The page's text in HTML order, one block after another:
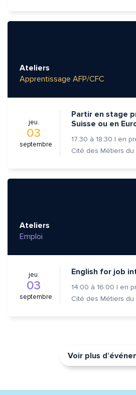
Ateliers
Apprentissage AFP/CFC
jeu.
03
septembre
Partir en stage
Suisse ou en
17:30 à 18:30 | en
Ateliers
Emploi
jeu.
03
septembre
English for job
14:00 à 16:00 | en
Voir plus